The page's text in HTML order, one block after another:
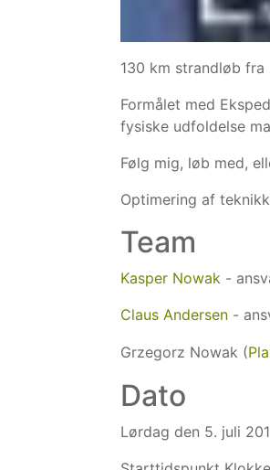
130 km strandløb
Formålet med
fysiske udfoldelse
Følg mig, løb med,
Optimering af
Team
Kasper Nowak -
Claus Andersen -
Grzegorz Nowak (
Dato
Lørdag den 5. juli